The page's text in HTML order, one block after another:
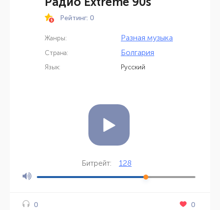
Рейтинг: 0
Жанры: Разная музыка
Страна: Болгария
Язык: Русский
Битрейт: 128
0 0